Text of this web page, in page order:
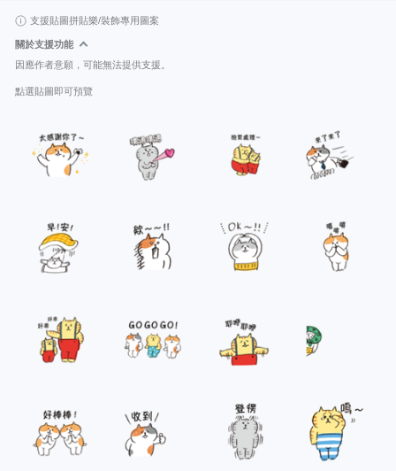
支援貼圖拼貼樂/裝飾專用圖案
關於支援功能
因應作者意願，可能無法提供支援。
點選貼圖即可預覽